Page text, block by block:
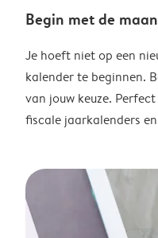
Begin met de
Je hoeft niet op een
kalender te beginnen.
van jouw keuze.
fiscale jaarkalenders